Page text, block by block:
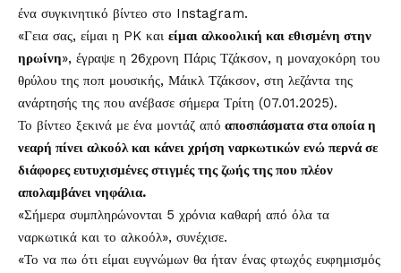
ένα συγκινητικό βίντεο στο Instagram.
«Γεια σας, είμαι η PK και είμαι αλκοολική και εθισμένη στην
ηρωίνη», έγραψε η 26χρονη Πάρις Τζάκσον, η μοναχοκόρη του
θρύλου της ποπ μουσικής, Μάικλ Τζάκσον, στη λεζάντα της
ανάρτησής της που ανέβασε σήμερα Τρίτη (07.01.2025).
Το βίντεο ξεκινά με ένα μοντάζ από αποσπάσματα στα οποία η
νεαρή πίνει αλκοόλ και κάνει χρήση ναρκωτικών ενώ περνά σε
διάφορες ευτυχισμένες στιγμές της ζωής της που πλέον
απολαμβάνει νηφάλια.
«Σήμερα συμπληρώνονται 5 χρόνια καθαρή από όλα τα
ναρκωτικά και το αλκοόλ», συνέχισε.
«Το να πω ότι είμαι ευγνώμων θα ήταν ένας φτωχός ευφημισμός